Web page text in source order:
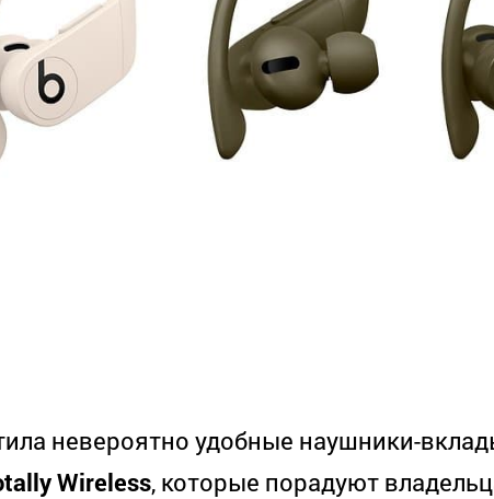
невероятно удобные наушники-
Wireless, которые порадуют